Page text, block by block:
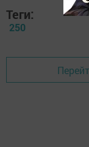
Теги:
250